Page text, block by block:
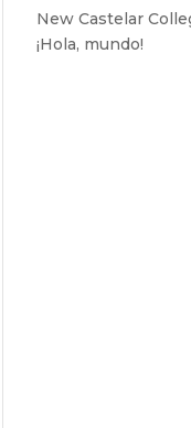
New Castelar
¡Hola, mundo!